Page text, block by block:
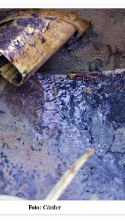
Foto: Cárder